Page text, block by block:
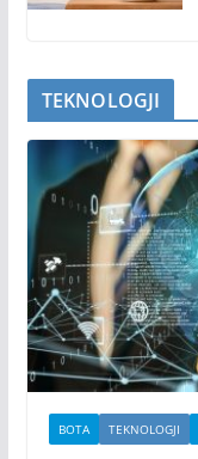
TEKNOLOGJI
BOTA TEKNOLOGJI